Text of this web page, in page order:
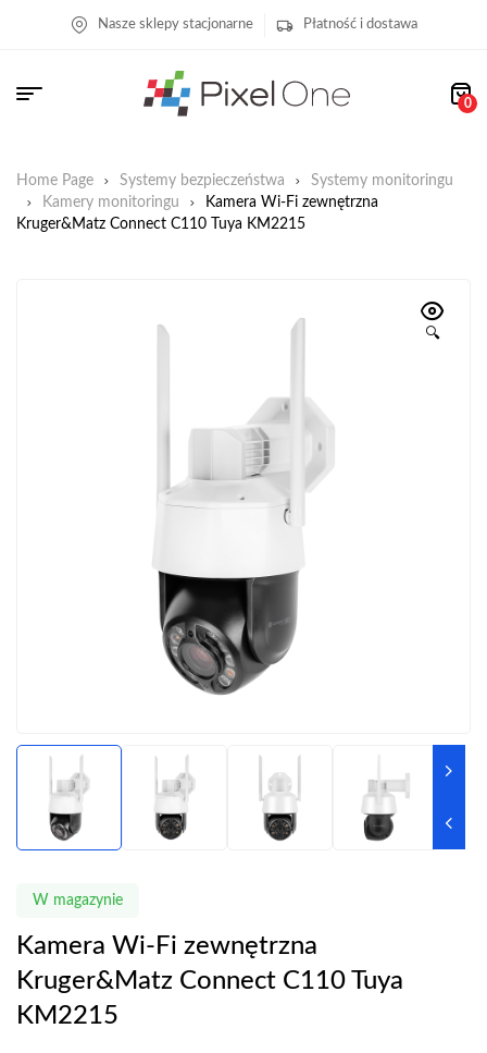
Nasze sklepy stacjonarne Płatność i dostawa
0
Home Page Systemy bezpieczeństwa
Systemy monitoringu
Kamery monitoringu
Kamera Wi-Fi zewnętrzna
Kruger&Matz Connect C110 Tuya KM2215
🔍
W magazynie
Kamera Wi-Fi zewnętrzna
Kruger&Matz Connect C110 Tuya
KM2215